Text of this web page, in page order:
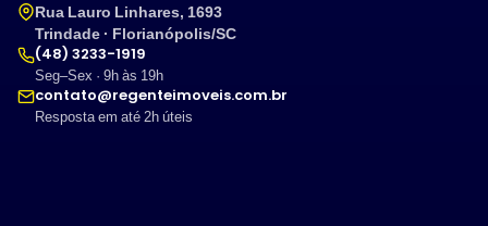
Rua Lauro Linhares, 1693
Trindade · Florianópolis/SC
(48) 3233-1919
Seg–Sex · 9h às 19h
contato@regenteimoveis.com.br
Resposta em até 2h úteis